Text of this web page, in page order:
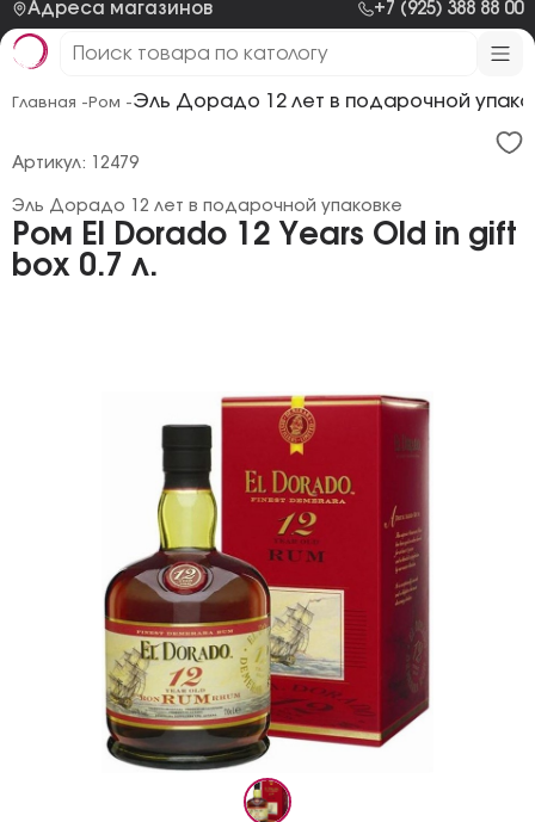
Адреса магазинов +7 (925) 388 88 00
Главная - Ром -Эль Дорадо 12 лет в подарочной
Ром El Dorado 12 Years Old in gift
box 0.7 л.
Эль Дорадо 12 лет в подарочной упаковке
Артикул: 12479